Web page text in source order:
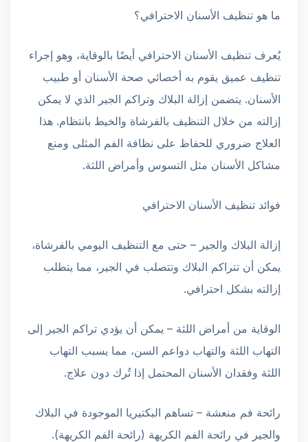
ما هو تنظيف الأسنان الاحترافي؟
يُعرف تنظيف الأسنان الاحترافي أيضًا بالوقاية، وهو إجراء
تنظيف عميق يقوم به أخصائي صحة الأسنان أو طبيب
الأسنان. يتضمن إزالة البلاك وتراكم الجير الذي لا يمكن
إزالته من خلال التنظيف بالفرشاة والخيط بانتظام. هذا
العلاج ضروري للحفاظ على نظافة الفم المثلى ومنع
مشاكل الأسنان مثل التسوس وأمراض اللثة.
فوائد تنظيف الأسنان الاحترافي
إزالة البلاك والجير – حتى مع التنظيف اليومي بالفرشاة،
يمكن أن تتراكم البلاك وتتصلب في الجير، مما يتطلب
إزالته بشكل احترافي.
الوقاية من أمراض اللثة – يمكن أن يؤدي تراكم الجير إلى
التهاب اللثة والتهاب دواعم السن، مما يسبب التهاب
اللثة وفقدان الأسنان المحتمل إذا تُرك دون علاج.
رائحة فم منعشة – تساهم البكتيريا الموجودة في البلاك
والجير في رائحة الفم الكريهة (رائحة الفم الكريهة).